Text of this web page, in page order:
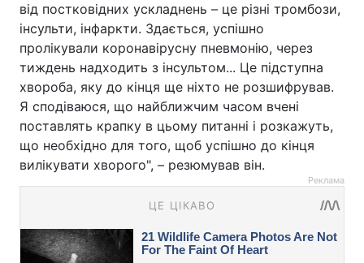
від постковідних ускладнень – це різні тромбози,
інсульти, інфаркти. Здається, успішно
пролікували коронавірусну пневмонію, через
тиждень надходить з інсультом... Це підступна
хвороба, яку до кінця ще ніхто не розшифрував.
Я сподіваюся, що найближчим часом вчені
поставлять крапку в цьому питанні і розкажуть,
що необхідно для того, щоб успішно до кінця
вилікувати хворого", – резюмував він.
Реклама